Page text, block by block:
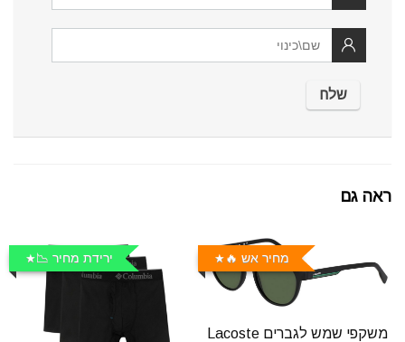
ראה גם
מחיר אש 🔥
משקפי שמש לגברים Lacoste
ירידת מחיר 📉